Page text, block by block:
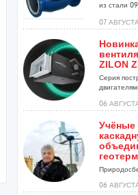
из стали
07
ZILON
Серия
06
Учёные
06